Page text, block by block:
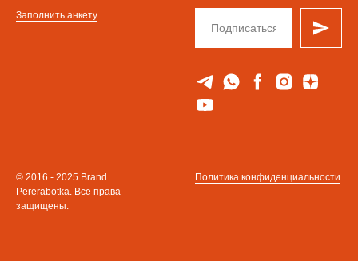
Заполнить анкету
© 2016 - 2025 Brand
Pererabotka. Все права
защищены.
Политика конфиденциальности